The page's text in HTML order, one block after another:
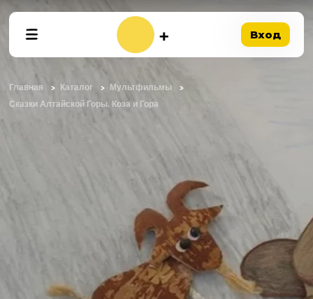
Вход
Главная Каталог
Мультфильмы
Сказки Алтайской Горы. Коза и Гора